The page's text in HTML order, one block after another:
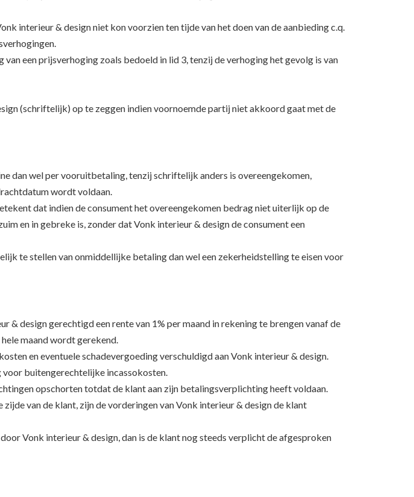
interieur & design niet kon voorzien ten tijde van het doen van de aanbieding c.q.
een prijsverhoging zoals bedoeld in lid 3, tenzij de verhoging het gevolg is van
(schriftelijk) op te zeggen indien voornoemde partij niet akkoord gaat met de
dan wel per vooruitbetaling, tenzij schriftelijk anders is overeengekomen,
wordt voldaan.
dat indien de consument het overeengekomen bedrag niet uiterlijk op de
en in gebreke is, zonder dat Vonk interieur & design de consument een
te stellen van onmiddellijke betaling dan wel een zekerheidstelling te eisen voor
design gerechtigd een rente van 1% per maand in rekening te brengen vanaf de
maand wordt gerekend.
en eventuele schadevergoeding verschuldigd aan Vonk interieur & design.
voor buitengerechtelijke incassokosten.
opschorten totdat de klant aan zijn betalingsverplichting heeft voldaan.
van de klant, zijn de vorderingen van Vonk interieur & design de klant
Vonk interieur & design, dan is de klant nog steeds verplicht de afgesproken